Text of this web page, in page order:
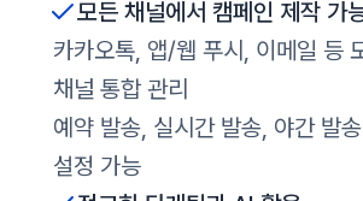
모든 채널에서 캠페인 제작 가
카카오톡, 앱/웹 푸시, 이메일 등
채널 통합 관리
예약 발송, 실시간 발송, 야간 발
설정 가능